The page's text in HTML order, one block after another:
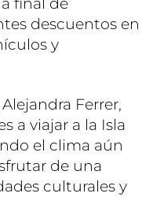
descuentos en
y
Ferrer,
a viajar a la Isla
el clima aún
de una
culturales y